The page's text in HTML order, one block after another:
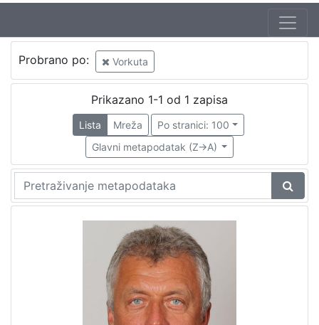
Probrano po: Vorkuta
Prikazano 1-1 od 1 zapisa
Lista Mreža
Po stranici: 100
Glavni metapodatak (Z->A)